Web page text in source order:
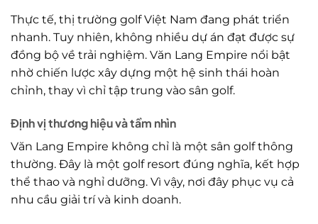
Thực tế, thị trường golf Việt Nam đang phát triển
nhanh. Tuy nhiên, không nhiều dự án đạt được sự
đồng bộ về trải nghiệm. Văn Lang Empire nổi bật
nhờ chiến lược xây dựng một hệ sinh thái hoàn
chỉnh, thay vì chỉ tập trung vào sân golf.
Định vị thương hiệu và tầm nhìn
Văn Lang Empire không chỉ là một sân golf thông
thường. Đây là một golf resort đúng nghĩa, kết hợp
thể thao và nghỉ dưỡng. Vì vậy, nơi đây phục vụ cả
nhu cầu giải trí và kinh doanh.